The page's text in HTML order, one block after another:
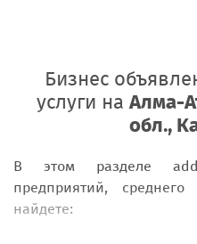
Бизнес
услуги наАлма-
обл.,
В этом разделе
предприятий,
найдете: